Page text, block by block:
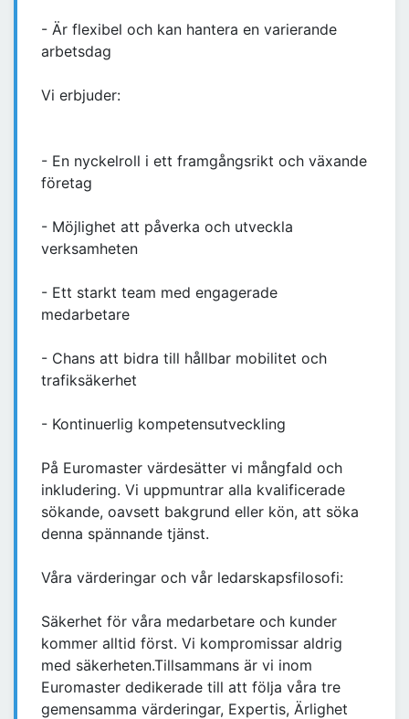
- Är flexibel och kan hantera en varierande
arbetsdag
Vi erbjuder:
- En nyckelroll i ett framgångsrikt och växande
företag
- Möjlighet att påverka och utveckla
verksamheten
- Ett starkt team med engagerade
medarbetare
- Chans att bidra till hållbar mobilitet och
trafiksäkerhet
- Kontinuerlig kompetensutveckling
På Euromaster värdesätter vi mångfald och
inkludering. Vi uppmuntrar alla kvalificerade
sökande, oavsett bakgrund eller kön, att söka
denna spännande tjänst.
Våra värderingar och vår ledarskapsfilosofi:
Säkerhet för våra medarbetare och kunder
kommer alltid först. Vi kompromissar aldrig
med säkerheten.Tillsammans är vi inom
Euromaster dedikerade till att följa våra tre
gemensamma värderingar, Expertis, Ärlighet